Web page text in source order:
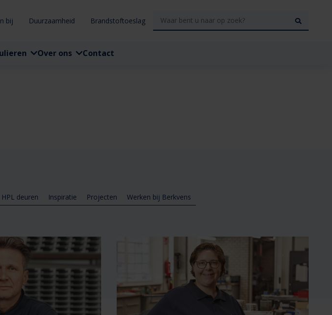
bij Duurzaamheid Brandstoftoeslag
Over ons Contact
HPL deuren Inspiratie Projecten Werken bij Berkvens